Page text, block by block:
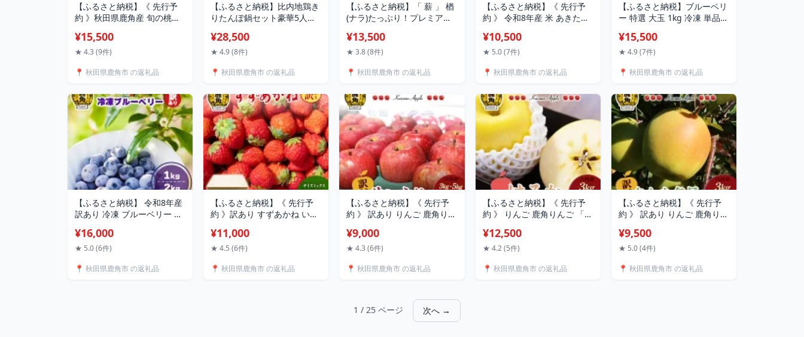
【ふるさと納税】《 先行予
約 》秋田県鹿角産 旬の桃
き / まどか / 川中島白桃 / さ
くら / 玉うさぎ / 白根白桃 )
せ 人気 ランキング お中元 お
鹿角市 鹿角 送料無料 【瀬田
石農園】
¥15,500
★ 4.3 (9件)
📍 秋田県鹿角市 の返礼品
【ふるさと納税】比内地鶏き
りたんぽ鍋セット豪華5人前F
んぽ鍋 比内地鶏 家庭用 鍋 鍋
セット お鍋 比内地鶏スープ
せ 秋田 あきた 鹿角市 送料無
トリー】
¥28,500
★ 4.9 (8件)
📍 秋田県鹿角市 の返礼品
【ふるさと納税】「 薪 」 楢
(ナラ)たっぷり！プレミアム
・ 暖炉 用 》 まき 薪box 広
葉樹 薪ストーブ 家庭用 暖房
テントサウナ 焚火 たきび 秋
送料無料 【西村林業】
¥13,500
★ 3.8 (8件)
📍 秋田県鹿角市 の返礼品
【ふるさと納税】《 先行予
約 》 令和8年産 米 あきたこ
選べる 内容量 発送時期 選択
末広産 白米 米 無洗 お米 こ
ち 国産米 秋田県 あきた 鹿角
ーム】
¥10,500
★ 5.0 (7件)
📍 秋田県鹿角市 の返礼品
【ふるさと納税】ブルーベリ
ー 特選 大玉 1kg 冷凍 単品
新鮮 旬 国産 冷凍ブルーベリ
ー ジュース スムージー 栄養
日 父の日 グルメ ギフト 故郷
【かづの精果園】
¥15,500
★ 4.9 (7件)
📍 秋田県鹿角市 の返礼品
【ふるさと納税】 令和8年産
訳あり 冷凍 ブルーベリー 選
旬 県産 ブルーベリー 国産ブ
ルーベリー 小分け お中元 お
日 グルメ ギフト 故郷 秋田
¥16,000
★ 5.0 (6件)
📍 秋田県鹿角市 の返礼品
【ふるさと納税】《 先行予
約 》訳あり すずあかね いち
け 県産いちご 国産いちご い
ちご 苺 イチゴ お中元 お歳暮
ホワイトデー ケーキ バース
¥11,000
★ 4.5 (6件)
📍 秋田県鹿角市 の返礼品
【ふるさと納税】《 先行予
約 》 訳あり りんご 鹿角りん
／ 5kg ／ 10kg リンゴ 林檎
家庭用 訳あり みずみずしい
県産りんご お歳暮 贈り物 お
藤秀果園】
¥9,000
★ 4.3 (6件)
📍 秋田県鹿角市 の返礼品
【ふるさと納税】《 先行予
約 》 りんご 鹿角りんご 「
りんご 贈答用 林檎 リンゴ み
ずみずしい 果汁 リンゴ 完熟
お歳暮 贈り物 お見舞い グル
¥12,500
★ 4.2 (5件)
📍 秋田県鹿角市 の返礼品
【ふるさと納税】《 先行予
約 》 訳あり りんご 鹿角りん
3kg ／ 5kg リンゴ 林檎 家庭
用 訳あり みずみずしい 果汁
歳暮 贈り物 お見舞い グルメ
¥9,500
★ 5.0 (4件)
📍 秋田県鹿角市 の返礼品
1 / 25 ページ 次へ →